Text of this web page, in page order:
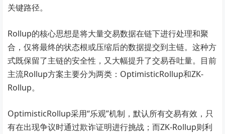
关键路径。
Rollup的核心思想是将大量交易数据在链下进行处理和聚
合，仅将最终的状态根或压缩后的数据提交到主链。这种方
式既保留了主链的安全性，又大幅提升了交易吞吐量。目前
主流Rollup方案主要分为两类：OptimisticRollup和ZK-
Rollup。
OptimisticRollup采用“乐观”机制，默认所有交易有效，只
有在出现争议时通过欺诈证明进行挑战；而ZK-Rollup则利